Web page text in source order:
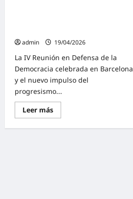
admin
19/04/2026
La IV Reunión en Defensa de la
Democracia celebrada en Barcelona
y el nuevo impulso del
progresismo...
Leer másLee
más
Barcelona